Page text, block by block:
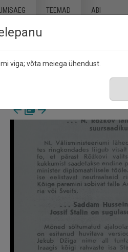
TEEMAD ABI
1990
24, 15 detsember 1990
viga; võta meiega ühendust.